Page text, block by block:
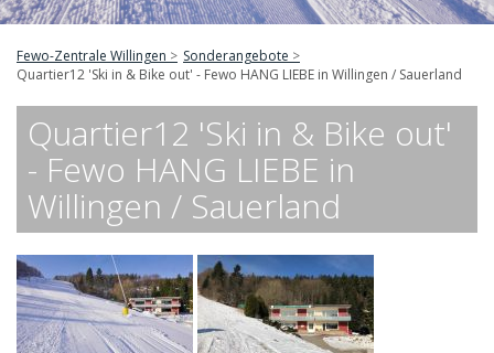
Fewo-Zentrale Willingen
Sonderangebote
Quartier12 'Ski in & Bike out' - Fewo HANG LIEBE in Willingen / Sauerland
Quartier12 'Ski in & Bike out'
- Fewo HANG LIEBE in
Willingen / Sauerland